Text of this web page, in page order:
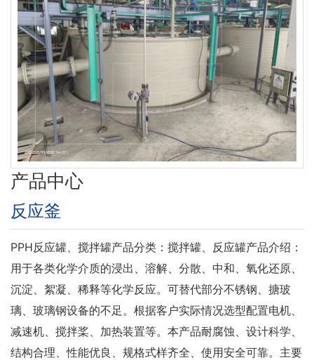
产品中心
反应釜
PPH反应罐、搅拌罐产品分类：搅拌罐、反应罐产品介绍：
用于各类化学介质的浸出、溶解、分散、中和、氧化还原、
沉淀、絮凝、稀释等化学反应。可替代部分不锈钢、搪玻
璃、玻璃钢设备的不足。根据客户实际情况选型配置电机、
减速机、搅拌桨、加热装置等。本产品耐腐蚀、设计科学、
结构合理、性能优良、规格式样齐全、使用安全可靠。主要